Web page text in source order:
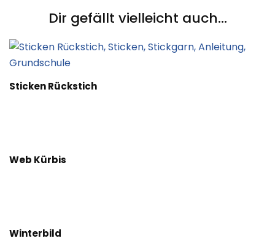
Dir gefällt vielleicht auch...
Sticken Rückstich
Web Kürbis
Winterbild